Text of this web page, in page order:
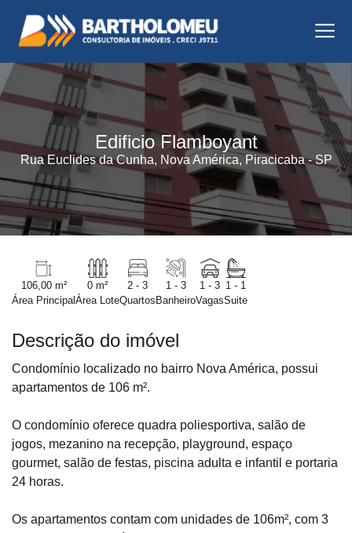
Edificio Flamboyant
Rua Euclides da Cunha, Nova América, Piracicaba - SP
106,00 m²
Área Principal
0 m²
Área Lote
2 - 3
Quartos
1 - 3
Banheiro
1 - 3
Vagas
1 - 1
Suite
Descrição do imóvel
Condomínio localizado no bairro Nova América, possui
apartamentos de 106 m².
O condomínio oferece quadra poliesportiva, salão de
jogos, mezanino na recepção, playground, espaço
gourmet, salão de festas, piscina adulta e infantil e portaria
24 horas.
Os apartamentos contam com unidades de 106m², com 3